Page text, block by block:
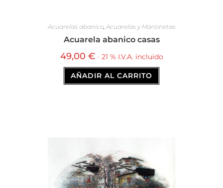
Acuarelas abanico, Acuarelas y Marionetas
Acuarela abanico casas
49,00 € · 21 % I.V.A. incluido
AÑADIR AL CARRITO